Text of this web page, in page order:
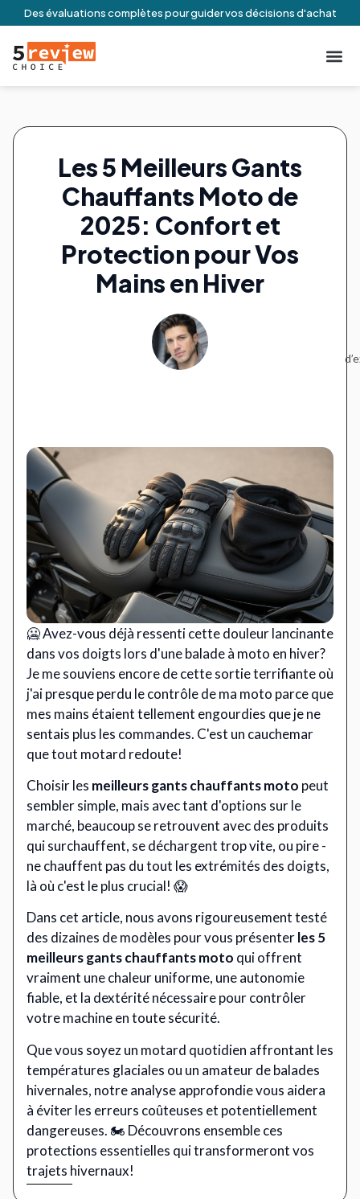
Des évaluations complètes pour guider vos décisions d'achat
Les 5 Meilleurs Gants
Chauffants Moto de
2025: Confort et
Protection pour Vos
Mains en Hiver
🥶 Avez-vous déjà ressenti cette douleur lancinante
dans vos doigts lors d'une balade à moto en hiver?
Je me souviens encore de cette sortie terrifiante où
j'ai presque perdu le contrôle de ma moto parce que
mes mains étaient tellement engourdies que je ne
sentais plus les commandes. C'est un cauchemar
que tout motard redoute!
Choisir les meilleurs gants chauffants moto peut
sembler simple, mais avec tant d'options sur le
marché, beaucoup se retrouvent avec des produits
qui surchauffent, se déchargent trop vite, ou pire -
ne chauffent pas du tout les extrémités des doigts,
là où c'est le plus crucial! 😱
Dans cet article, nous avons rigoureusement testé
des dizaines de modèles pour vous présenterles 5
meilleurs gants chauffants moto qui offrent
vraiment une chaleur uniforme, une autonomie
fiable, et la dextérité nécessaire pour contrôler
votre machine en toute sécurité.
Que vous soyez un motard quotidien affrontant les
températures glaciales ou un amateur de balades
hivernales, notre analyse approfondie vous aidera
à éviter les erreurs coûteuses et potentiellement
dangereuses. 🏍️ Découvrons ensemble ces
protections essentielles qui transformeront vos
trajets hivernaux!